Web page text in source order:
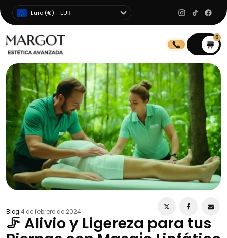
Euro (€) - EUR
0
Blog 4 de febrero de 2024
🦵 Alivio y Ligereza para tus